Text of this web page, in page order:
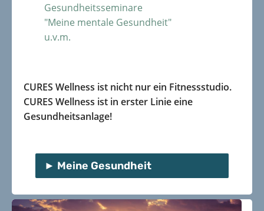
Gesundheitsseminare
"Meine mentale Gesundheit"
u.v.m.
CURES Wellness ist nicht nur ein Fitnessstudio.
CURES Wellness ist in erster Linie eine
Gesundheitsanlage!
Meine Gesundheit